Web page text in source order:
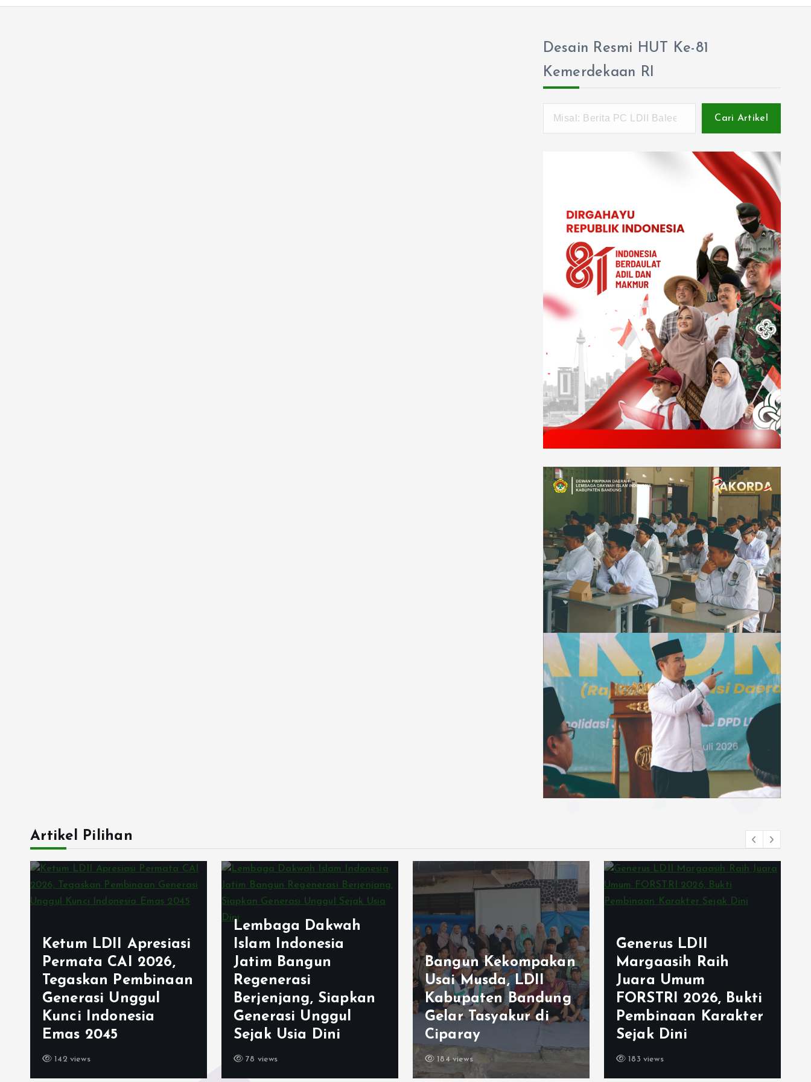
Desain Resmi HUT Ke-81
Kemerdekaan RI
Cari Artikel
Artikel Pilihan
Islam Indonesia
Jatim Bangun
Regenerasi
Berjenjang, Siapkan
Generasi Unggul
Sejak Usia Dini
78 views
Bangun Kekompakan
Usai Musda, LDII
Kabupaten Bandung
Gelar Tasyakur di
Ciparay
184 views
Generus LDII
Margaasih Raih
Juara Umum
FORSTRI 2026, Bukti
Pembinaan Karakter
Sejak Dini
183 views
Cetak Generasi
Berkarakter, PC LDII
Margaasih Gelar
Evaluasi Generus
Kolaborasi 3
Kecamatan
176 views